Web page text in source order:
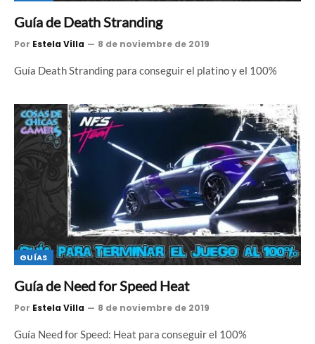
Guía de Death Stranding
Por Estela Villa 8 de noviembre de 2019
Guía Death Stranding para conseguir el platino y el 100%
GUÍAS
Guía de Need for Speed Heat
Por Estela Villa 8 de noviembre de 2019
Guía Need for Speed: Heat para conseguir el 100%